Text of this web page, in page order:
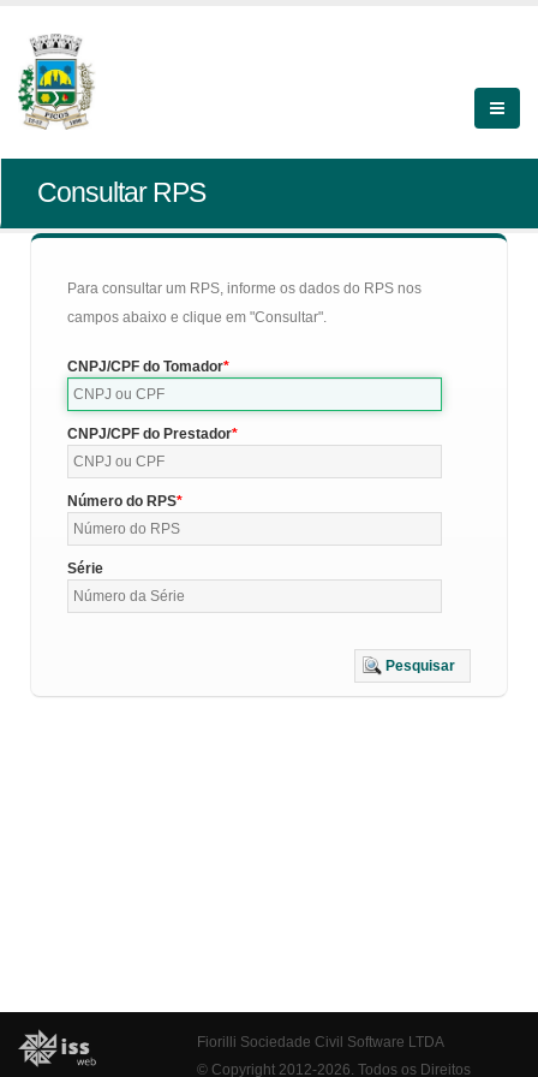
Consultar RPS
Para consultar um RPS, informe os dados do RPS nos
campos abaixo e clique em "Consultar".
CNPJ/CPF do Tomador
CNPJ/CPF do Prestador
Número do RPS
Série
Pesquisar
Fiorilli Sociedade Civil Software LTDA
© Copyright 2012-2026. Todos os Direitos